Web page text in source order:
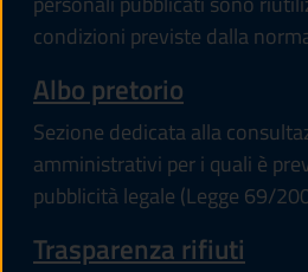
condizioni previste dalla
Albo pretorio
Sezione dedicata alla
amministrativi per i quali è
pubblicità legale (Legge 69/
Trasparenza rifiuti